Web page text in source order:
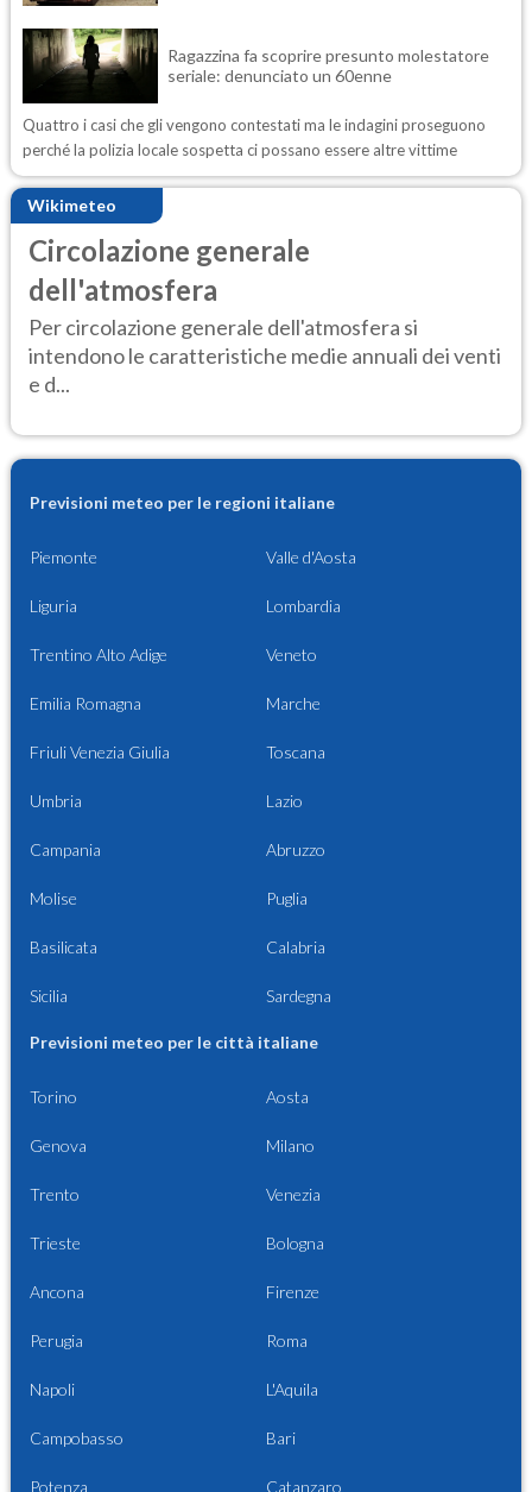
Ragazzina fa scoprire presunto molestatore
seriale: denunciato un 60enne
Quattro i casi che gli vengono contestati ma le indagini proseguono
perché la polizia locale sospetta ci possano essere altre vittime
Wikimeteo
Circolazione generale
dell'atmosfera
Per circolazione generale dell'atmosfera si
intendono le caratteristiche medie annuali dei venti
e d...
Previsioni meteo per le regioni italiane
Piemonte Valle d'Aosta
Liguria Lombardia
Trentino Alto Adige Veneto
Emilia Romagna Marche
Friuli Venezia Giulia Toscana
Umbria Lazio
Campania Abruzzo
Molise Puglia
Basilicata Calabria
Sicilia Sardegna
Previsioni meteo per le città italiane
Torino Aosta
Genova Milano
Trento Venezia
Trieste Bologna
Ancona Firenze
Perugia Roma
Napoli L'Aquila
Campobasso Bari
Potenza Catanzaro